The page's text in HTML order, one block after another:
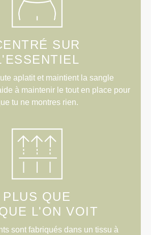
SUR
aplatit et maintient la sangle
à maintenir le tout en place pour
tu ne montres rien.
PLUS QUE
L'ON VOIT
sont fabriqués dans un tissu à